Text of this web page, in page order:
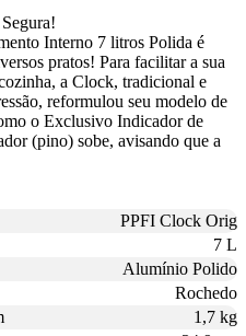
Interno 7 litros Polida é
pratos! Para facilitar a sua
a Clock, tradicional e
reformulou seu modelo de
o Exclusivo Indicador de
(pino) sobe, avisando que a
PPFI Clock Orig
7 L
Alumínio Polido
Rochedo
1,7 kg